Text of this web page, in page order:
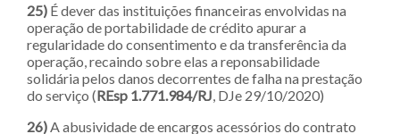
25) É dever das instituições financeiras envolvidas na
operação de portabilidade de crédito apurar a
regularidade do consentimento e da transferência da
operação, recaindo sobre elas a reponsabilidade
solidária pelos danos decorrentes de falha na prestação
do serviço (REsp 1.771.984/RJ , DJe 29/10/2020)
26) A abusividade de encargos acessórios do contrato